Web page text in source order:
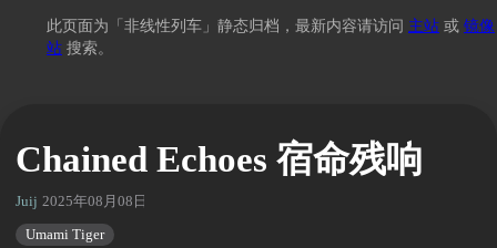
此页面为「非线性列车」静态归档，最新内容请访问 主站 或 镜像
站 搜索。
Chained Echoes 宿命残响
Juij 2025年08月08日 02:45
Umami Tiger